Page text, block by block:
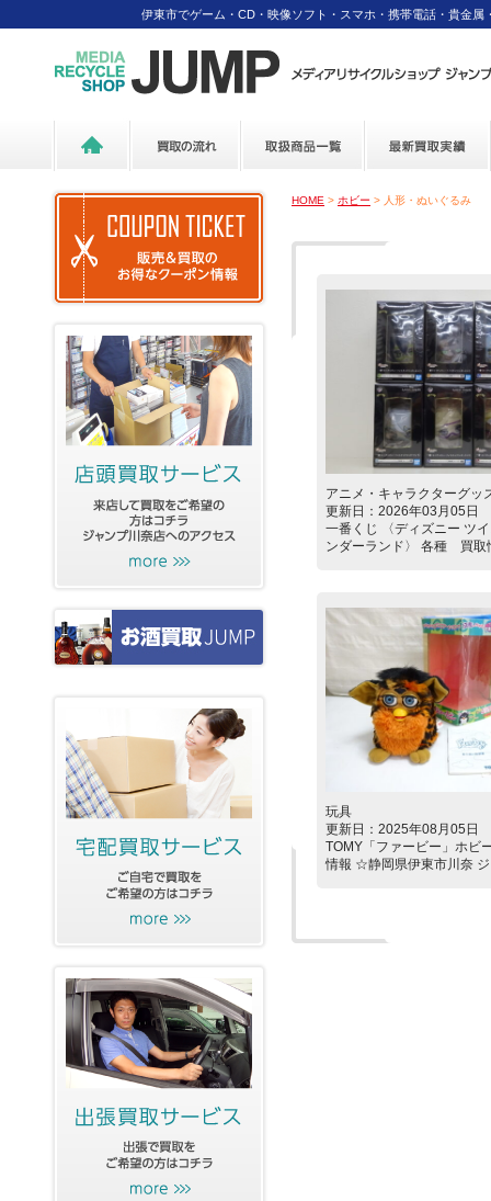
伊東市でゲーム・CD・映像ソフト・スマホ・携帯電話・貴金
HOME > ホビー > 人形・ぬいぐるみ
アニメ・キャラクターグッ
更新日：2026年03月05日
一番くじ 〈ディズニー ツ
ンダーランド〉 各種 買取
玩具
更新日：2025年08月05日
TOMY「ファービー」ホビ
情報 ☆静岡県伊東市川奈 ジ